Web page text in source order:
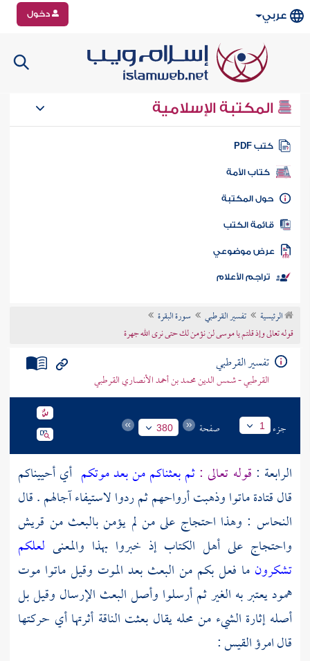
عربي دخول
المكتبة الإسلامية
كتب PDF
كتاب الأمة
المكتبة
الكتب
موضوعي
تراجم الأعلام
الرئيسية تفسير القرطبي
سورة البقرة
قوله تعالى وإذ قلتم يا موسى لن نؤمن لك حتى نرى الله جهرة
تفسير القرطبي
القرطبي - شمس الدين محمد بن أحمد الأنصاري القرطبي
جزء 1 صفحة 380
الرابعة : قوله تعالى :ثم بعثناكم من بعد موتكم أي أحييناكم
قالقتادةماتوا وذهبت أرواحهم ثم ردوا لاستيفاء آجالهم . قال
النحاس : وهذا احتجاج على من لم يؤمن بالبعث من قريش
واحتجاج علىأهل الكتابإذ خبروا بهذا والمعنى لعلكم
تشكرونما فعل بكم من البعث بعد الموت وقيل ماتوا موت
همود يعتبر به الغير ثم أرسلوا وأصل البعث الإرسال وقيل بل
أصله إثارة الشيء من محله يقال بعثت الناقة أثرتها أي حركتها
قالامرؤ القيس: